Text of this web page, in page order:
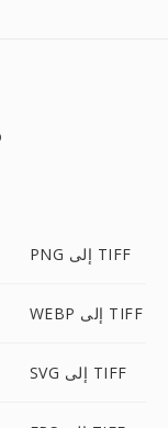
PNG إلى TIFF
WEBP إلى TIFF
SVG إلى TIFF